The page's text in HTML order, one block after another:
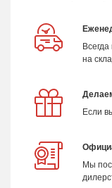
на
Если
Мы